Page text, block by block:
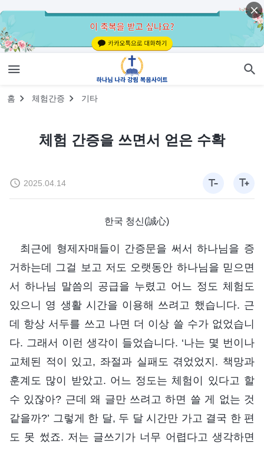
홈 체험간증 기타
체험 간증을 쓰면서 얻은 수확
2025.04.14
한국 청신(誠心)
최근에 형제자매들이 간증문을 써서 하나님을 증
거하는데 그걸 보고 저도 오랫동안 하나님을 믿으면
서 하나님 말씀의 공급을 누렸고 어느 정도 체험도
있으니 영 생활 시간을 이용해 쓰려고 했습니다. 근
데 항상 서두를 쓰고 나면 더 이상 쓸 수가 없었습니
다. 그래서 이런 생각이 들었습니다. ‘나는 몇 번이나
교체된 적이 있고, 좌절과 실패도 겪었었지. 책망과
훈계도 많이 받았고. 어느 정도는 체험이 있다고 할
수 있잖아? 근데 왜 글만 쓰려고 하면 쓸 게 없는 것
같을까?’ 그렇게 한 달, 두 달 시간만 가고 결국 한 편
도 못 썼죠. 저는 글쓰기가 너무 어렵다고 생각하면